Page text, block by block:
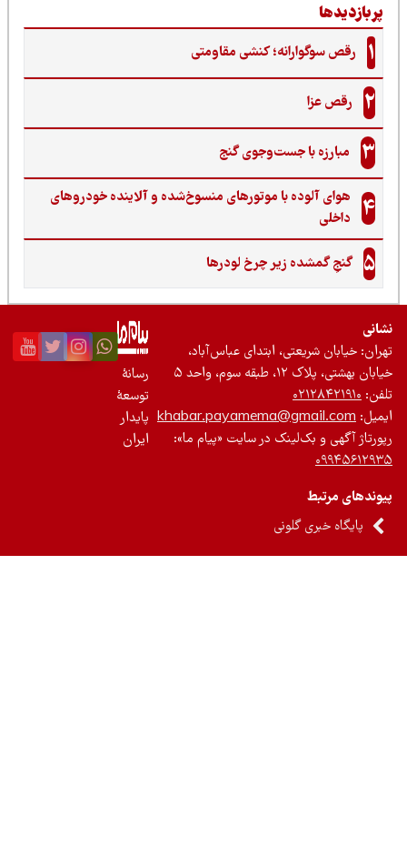
رقص سوگوارانه؛ کنشی مقاومتی
رقص عزا
مبارزه با جست‌وجوی گنج‌
هوای آلوده با موتورهای منسوخ‌شده و آلاینده خودروهای
داخلی
گنجِ گمشده زیر چرخ لودرها
خیابان شریعتی، ابتدای عباس‌آباد،
بهشتی، پلاک ۱۲، طبقه سوم، واحد ۵
۰۲۱۲۸۴۲۱۹۱۰
khabar.payamema@gmail.com
آگهی و بک‌لینک در سایت «پیام ما»:
مرتبط
پایگاه خبری گلونی
رسانۀ
توسعۀ
پایدار
ایران